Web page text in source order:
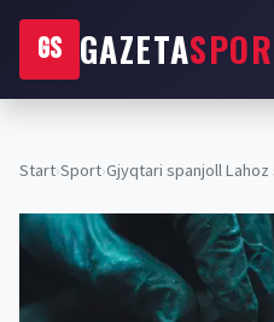
GS GAZETA
Start›Sport›Gjyqtari spanjoll